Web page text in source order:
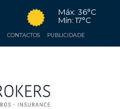
Máx: 36°C
Mín: 17°C
CONTACTOS PUBLICIDADE